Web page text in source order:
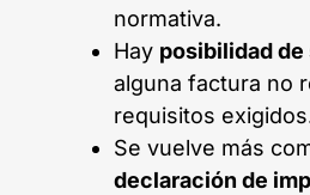
normativa.
Hay posibilidad
alguna factura no
requisitos
Se vuelve más
declaración de